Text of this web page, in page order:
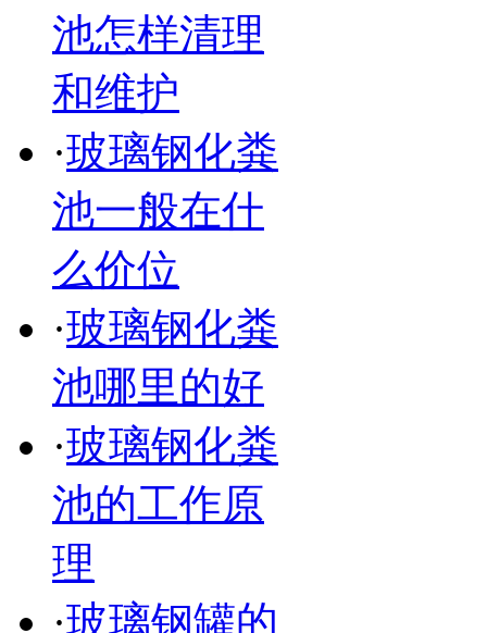
池怎样清理
和维护
·玻璃钢化粪
池一般在什
么价位
·玻璃钢化粪
池哪里的好
·玻璃钢化粪
池的工作原
理
·玻璃钢罐的